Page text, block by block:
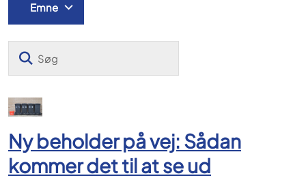
Emne
Ny beholder på vej: Sådan
kommer det til at se ud